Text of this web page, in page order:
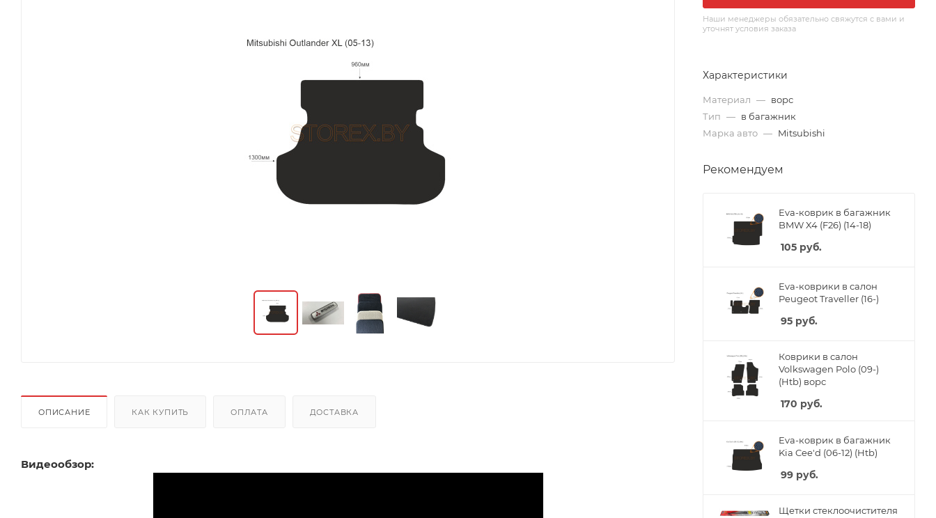
ОПИСАНИЕ КАК КУПИТЬ ОПЛАТА ДОСТАВКА
Видеообзор:
Наши менеджеры обязательно свяжутся с вами и
уточнят условия заказа
Характеристики
Материал — ворс
Тип — в багажник
Марка авто — Mitsubishi
Рекомендуем
Eva-коврик в багажник
BMW X4 (F26) (14-18)
105 руб.
Eva-коврики в салон
Peugeot Traveller (16-)
95 руб.
Коврики в салон
Volkswagen Polo (09-)
(Htb) ворс
170 руб.
Eva-коврик в багажник
Kia Cee'd (06-12) (Htb)
99 руб.
Щетки стеклоочистителя